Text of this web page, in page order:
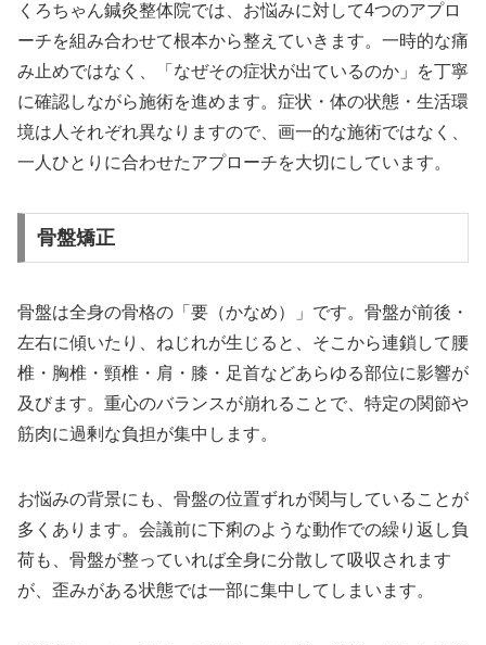
くろちゃん鍼灸整体院では、お悩みに対して4つのアプロ
ーチを組み合わせて根本から整えていきます。一時的な痛
み止めではなく、「なぜその症状が出ているのか」を丁寧
に確認しながら施術を進めます。症状・体の状態・生活環
境は人それぞれ異なりますので、画一的な施術ではなく、
一人ひとりに合わせたアプローチを大切にしています。
骨盤矯正
骨盤は全身の骨格の「要（かなめ）」です。骨盤が前後・
左右に傾いたり、ねじれが生じると、そこから連鎖して腰
椎・胸椎・頸椎・肩・膝・足首などあらゆる部位に影響が
及びます。重心のバランスが崩れることで、特定の関節や
筋肉に過剰な負担が集中します。
お悩みの背景にも、骨盤の位置ずれが関与していることが
多くあります。会議前に下痢のような動作での繰り返し負
荷も、骨盤が整っていれば全身に分散して吸収されます
が、歪みがある状態では一部に集中してしまいます。